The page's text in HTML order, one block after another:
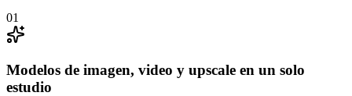
01
Modelos de imagen, video y upscale en un solo
estudio